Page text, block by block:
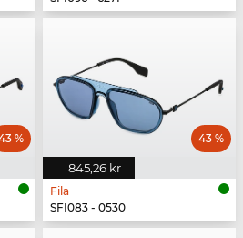
%
845,26 kr
43 %
Fila
SFI083 - 0530